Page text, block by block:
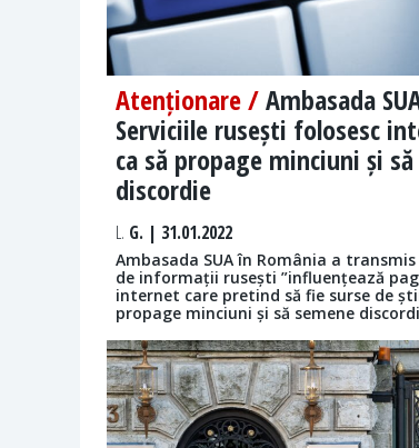
Atenționare /Ambasada
Serviciile rusești folosesc
ca să propage minciuni și
discordie
L. G. | 31.01.2022
Ambasada SUA în România a transmis
de informații rusești ”influențează
internet care pretind să fie surse de
propage minciuni și să semene